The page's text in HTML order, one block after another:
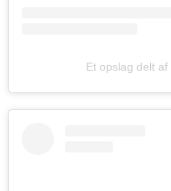
Et opslag delt